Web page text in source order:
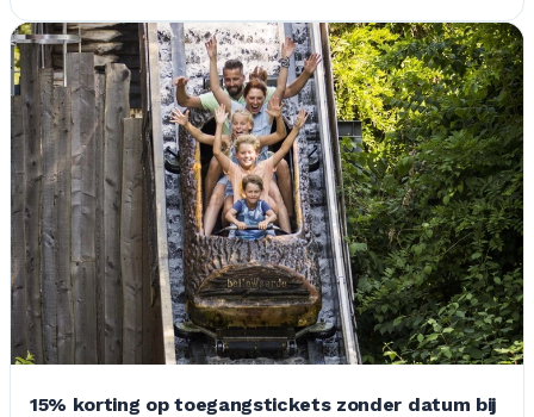
15% korting op toegangstickets zonder datum bij